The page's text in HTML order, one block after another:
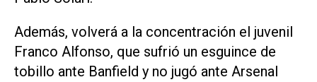
Además, volverá a la concentración el juvenil
Franco Alfonso, que sufrió un esguince de
tobillo ante Banfield y no jugó ante Arsenal